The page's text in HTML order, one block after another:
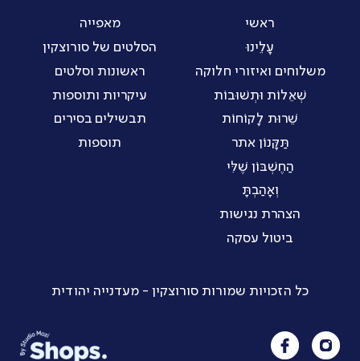
ראשי
עָלֵינוּ
משלוחים ואיזורי חלוקה
שְׁאֵלוֹת וּתְשׁוּבוֹת
שֵׁרוּת לָקוֹחוֹת
תַּקָּנוֹן אתר
הַחֶשְׁבּוֹן שֶׁלִּי
וְאָהַבְתָּ
הצהרת נגישות
ביטול עסקה
מאפייה
הסלטים של סורוצקין
ראשונות וסלטים
עיקריות ותוספות
תבשילים בסירים
תוספות
כל הזכויות שמורות סורוצקין - מעדנייה יהודית